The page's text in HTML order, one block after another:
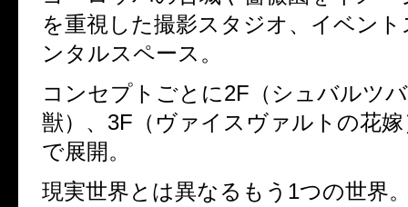
を重視した撮影スタジオ、イベン
ンタルスペース。
コンセプトごとに2F（シュバルツ
獣）、3F（ヴァイスヴァルトの花
で展開。
現実世界とは異なるもう1つの世界